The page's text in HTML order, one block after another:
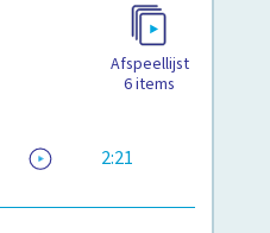
Afspeellijst
6items
2:21